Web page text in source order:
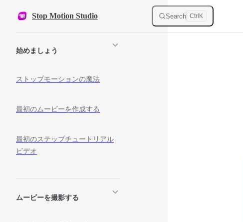
Skip to content
Stop Motion Studio Search Ctrl K
始めましょう
ストップモーションの魔法
最初のムービーを作成する
最初のステップチュートリアル
ビデオ
ムービーを撮影する